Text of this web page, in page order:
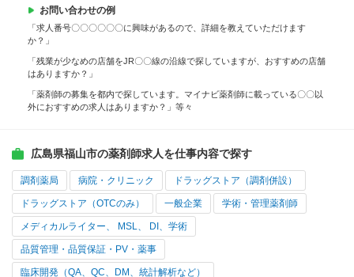
お問い合わせの例
「求人番号〇〇〇〇〇〇に興味があるので、詳細を教えていただけます
か？」
「残業が少なめの店舗をJR〇〇線の沿線で探していますが、おすすめの店舗
はありますか？」
「薬剤師の募集を都内で探しています。マイナビ薬剤師に載っている〇〇以
外におすすめの求人はありますか？」等々
広島県福山市の薬剤師求人を仕事内容で探す
調剤薬局 病院・クリニック ドラッグストア（調剤併設）
ドラッグストア（OTCのみ） 一般企業 学術・管理薬剤師
メディカルライター、 MSL、 DI、学術
品質管理・品質保証・PV・薬事
臨床開発（QA、QC、DM、統計解析など）